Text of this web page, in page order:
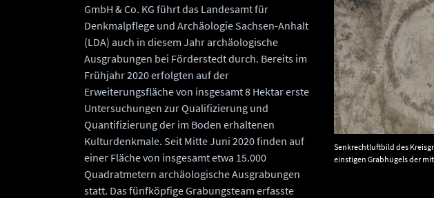
Senkrechtluftbild des
einstigen Grabhügels der
GmbH & Co. KG führt das Landesamt für
Denkmalpflege und Archäologie Sachsen-Anhalt
(LDA) auch in diesem Jahr archäologische
Ausgrabungen bei Förderstedt durch. Bereits im
Frühjahr 2020 erfolgten auf der
Erweiterungsfläche von insgesamt 8 Hektar erste
Untersuchungen zur Qualifizierung und
Quantifizierung der im Boden erhaltenen
Kulturdenkmale. Seit Mitte Juni 2020 finden auf
einer Fläche von insgesamt etwa 15.000
Quadratmetern archäologische Ausgrabungen
statt. Das fünfköpfige Grabungsteam erfasste